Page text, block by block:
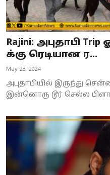
Rajini: அபுதாபி
க்கு ரெடியான ர...
May 28, 2024
அபுதாபியில் இருந்து
இன்னொரு டூர் செல்ல